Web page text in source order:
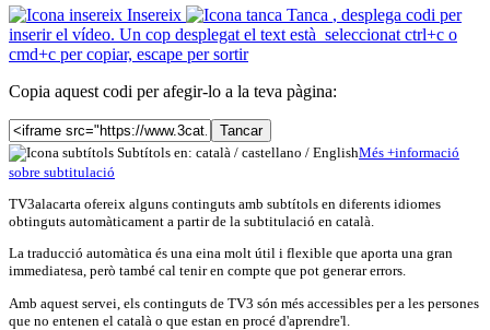
Insereix
Tanca , desplega codi per
inserir el vídeo. Un cop desplegat el text està seleccionat ctrl+c o
cmd+c per copiar, escape per sortir
Copia aquest codi per afegir-lo a la teva pàgina:
Tancar
Subtítols en: català / castellano / EnglishMés +informació
sobre subtitulació
TV3alacarta ofereix alguns continguts amb subtítols en diferents idiomes
obtinguts automàticament a partir de la subtitulació en català.
La traducció automàtica és una eina molt útil i flexible que aporta una gran
immediatesa, però també cal tenir en compte que pot generar errors.
Amb aquest servei, els continguts de TV3 són més accessibles per a les persones
que no entenen el català o que estan en procé d'aprendre'l.